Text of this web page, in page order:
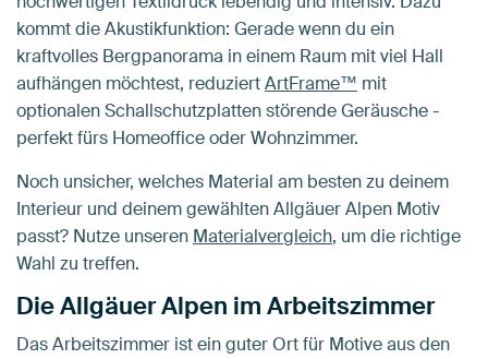
kommt die Akustikfunktion: Gerade wenn du ein
kraftvolles Bergpanorama in einem Raum mit viel Hall
aufhängen möchtest, reduziertArtFrame™ mit
optionalen Schallschutzplatten störende Geräusche -
perfekt fürs Homeoffice oder Wohnzimmer.
Noch unsicher, welches Material am besten zu deinem
Interieur und deinem gewählten Allgäuer Alpen Motiv
passt? Nutze unseren Materialvergleich, um die richtige
Wahl zu treffen.
Die Allgäuer Alpen im Arbeitszimmer
Das Arbeitszimmer ist ein guter Ort für Motive aus den